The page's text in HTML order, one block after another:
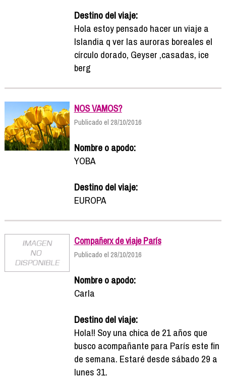
Destino del viaje:
Hola estoy pensado hacer un viaje a
Islandia q ver las auroras boreales el
círculo dorado, Geyser ,casadas, ice
berg
NOS VAMOS?
Publicado el 28/10/2016
Nombre o apodo:
YOBA
Destino del viaje:
EUROPA
Compañerx de viaje París
Publicado el 28/10/2016
Nombre o apodo:
Carla
Destino del viaje:
Hola!! Soy una chica de 21 años que
busco acompañante para París este fin
de semana. Estaré desde sábado 29 a
lunes 31.